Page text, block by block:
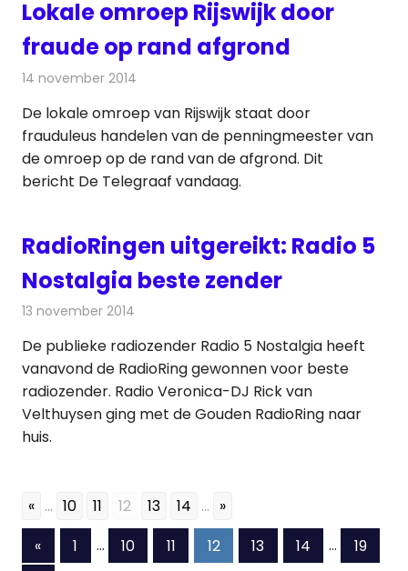
Lokale omroep Rijswijk door
fraude op rand afgrond
14 november 2014
De lokale omroep van Rijswijk staat door
frauduleus handelen van de penningmeester van
de omroep op de rand van de afgrond. Dit
bericht De Telegraaf vandaag.
RadioRingen uitgereikt: Radio 5
Nostalgia beste zender
13 november 2014
De publieke radiozender Radio 5 Nostalgia heeft
vanavond de RadioRing gewonnen voor beste
radiozender. Radio Veronica-DJ Rick van
Velthuysen ging met de Gouden RadioRing naar
huis.
« ... 10 11 12 13 14 ... »
Berichten
«Vorige1 … 10 11 12 13 14 …
19